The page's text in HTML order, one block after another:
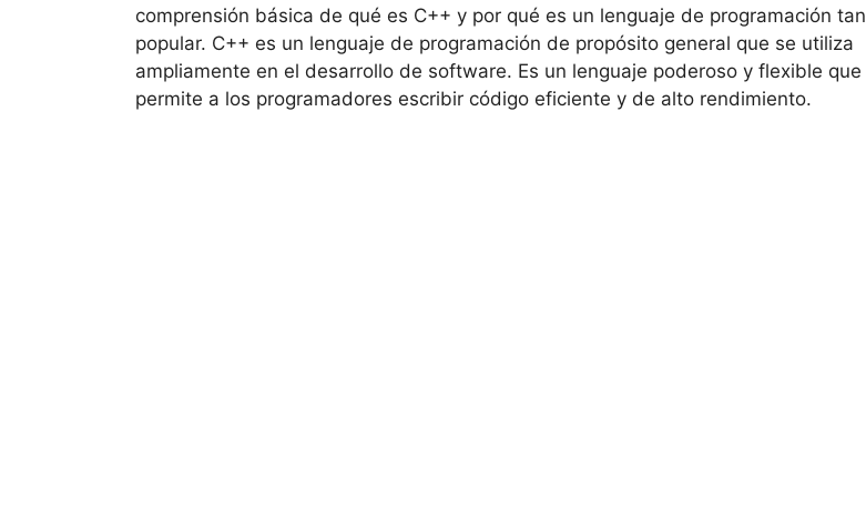
comprensión básica de qué es C++ y por qué es un lenguaje de programación tan
popular. C++ es un lenguaje de programación de propósito general que se utiliza
ampliamente en el desarrollo de software. Es un lenguaje poderoso y flexible que
permite a los programadores escribir código eficiente y de alto rendimiento.